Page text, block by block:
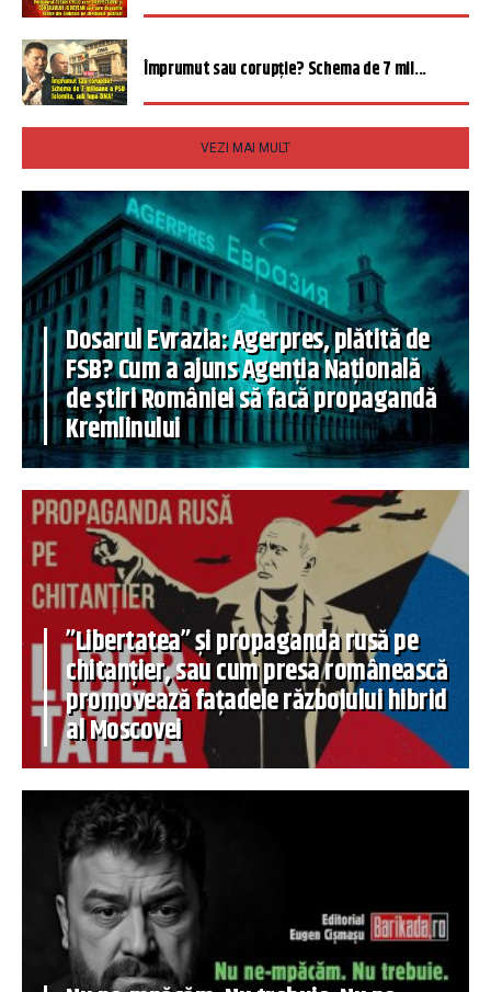
Împrumut sau corupție? Schema de 7 mil...
VEZI MAI MULT
Dosarul Evrazia: Agerpres, plătită de
FSB? Cum a ajuns Agenția Națională
de știri României să facă propagandă
Kremlinului
”Libertatea” și propaganda rusă pe
chitanțier, sau cum presa românească
promovează fațadele războiului hibrid
al Moscovei